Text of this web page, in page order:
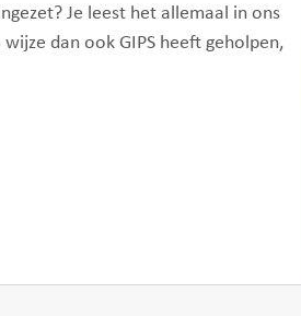
Je leest het allemaal in ons
dan ook GIPS heeft geholpen,